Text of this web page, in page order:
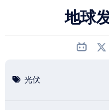
地球
光伏